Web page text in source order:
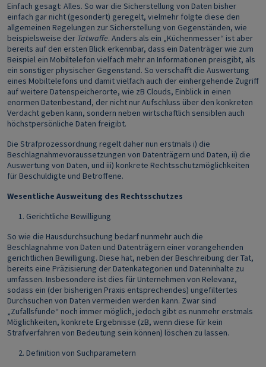
Einfach gesagt: Alles. So war die Sicherstellung von Daten bisher
einfach gar nicht (gesondert) geregelt, vielmehr folgte diese den
allgemeinen Regelungen zur Sicherstellung von Gegenständen, wie
beispielsweise der Tatwaffe. Anders als ein „Küchenmesser“ ist aber
bereits auf den ersten Blick erkennbar, dass ein Datenträger wie zum
Beispiel ein Mobiltelefon vielfach mehr an Informationen preisgibt, als
ein sonstiger physischer Gegenstand. So verschafft die Auswertung
eines Mobiltelefons und damit vielfach auch der einhergehende Zugriff
auf weitere Datenspeicherorte, wie zB Clouds, Einblick in einen
enormen Datenbestand, der nicht nur Aufschluss über den konkreten
Verdacht geben kann, sondern neben wirtschaftlich sensiblen auch
höchstpersönliche Daten freigibt.
Die Strafprozessordnung regelt daher nun erstmals i) die
Beschlagnahmevoraussetzungen von Datenträgern und Daten, ii) die
Auswertung von Daten, und iii) konkrete Rechtsschutzmöglichkeiten
für Beschuldigte und Betroffene.
Wesentliche Ausweitung des Rechtsschutzes
Gerichtliche Bewilligung
So wie die Hausdurchsuchung bedarf nunmehr auch die
Beschlagnahme von Daten und Datenträgern einer vorangehenden
gerichtlichen Bewilligung. Diese hat, neben der Beschreibung der Tat,
bereits eine Präzisierung der Datenkategorien und Dateninhalte zu
umfassen. Insbesondere ist dies für Unternehmen von Relevanz,
sodass ein (der bisherigen Praxis entsprechendes) ungefiltertes
Durchsuchen von Daten vermeiden werden kann. Zwar sind
„Zufallsfunde“ noch immer möglich, jedoch gibt es nunmehr erstmals
Möglichkeiten, konkrete Ergebnisse (zB, wenn diese für kein
Strafverfahren von Bedeutung sein können) löschen zu lassen.
Definition von Suchparametern